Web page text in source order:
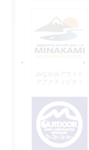
みなかみアウトド
アアクティビティ